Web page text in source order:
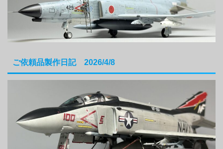
ご依頼品製作日記 2026/4/8